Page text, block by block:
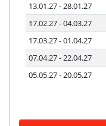
13.01.27- 28.01.27
17.02.27- 04.03.27
17.03.27- 01.04.27
07.04.27- 22.04.27
05.05.27- 20.05.27